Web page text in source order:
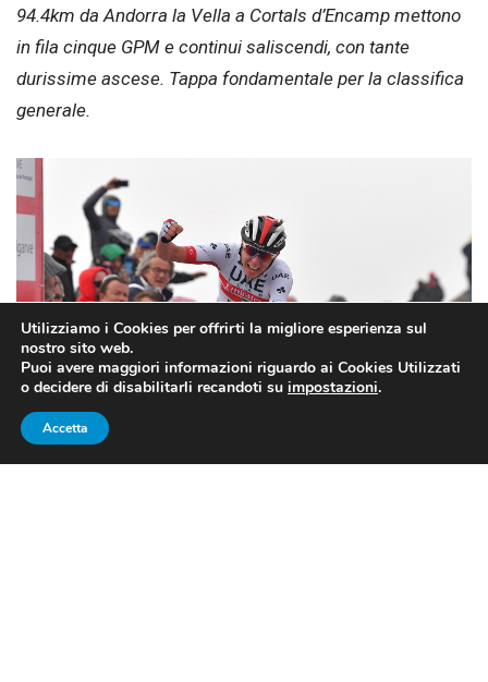
94.4km da Andorra la Vella a Cortals d’Encamp mettono
in fila cinque GPM e continui saliscendi, con tante
durissime ascese. Tappa fondamentale per la classifica
generale.
Utilizziamo i Cookies per offrirti la migliore esperienza sul
nostro sito web.
Puoi avere maggiori informazioni riguardo ai Cookies Utilizzati
o decidere di disabilitarli recandoti su impostazioni.
Accetta